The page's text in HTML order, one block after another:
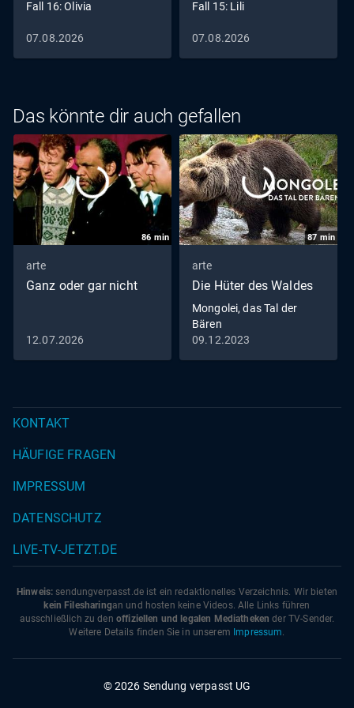
ihrer schrecklichen Enthüllung lässt die ältere Dame die
Morgen ihre Insulindosis vergessen hat, verschlechtert
...Basierend auf Viveca Stens Bestseller-Romanen bringt
"Mord im Mittsommer" auf mitreißende Art wunderschöne
Bilder der schwedischen Schärenlandschaft mit
schaurigen Familiengeheimnissen und grausamen
Verbrechen zusammen.
Fall 16: Olivia
07.08.2026
Fall 15: Lili
07.08.2026
Das könnte dir auch gefallen
86 min
arte
Ganz oder gar nicht
12.07.2026
87 min
arte
Die Hüter des Waldes
Mongolei, das Tal der
Bären
09.12.2023
KONTAKT
HÄUFIGE FRAGEN
IMPRESSUM
DATENSCHUTZ
LIVE-TV-JETZT.DE
Hinweis: sendungverpasst.de ist ein redaktionelles Verzeichnis. Wir bieten
kein Filesharingan und hosten keine Videos. Alle Links führen
ausschließlich zu den offiziellen und legalen Mediatheken der TV-Sender.
Weitere Details finden Sie in unserem Impressum.
© 2026 Sendung verpasst UG